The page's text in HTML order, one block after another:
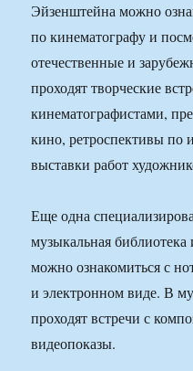
Эйзенштейна можно
по кинематографу и
отечественные и
проходят творческие
кинематографистами,
кино, ретроспективы по
выставки работ
Еще одна
музыкальная
можно ознакомиться с
и электронном виде. В
проходят встречи с
видеопоказы.